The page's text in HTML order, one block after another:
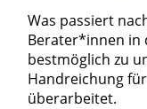
Was passiert
Berater*innen in
bestmöglich zu
Handreichung
überarbeitet.